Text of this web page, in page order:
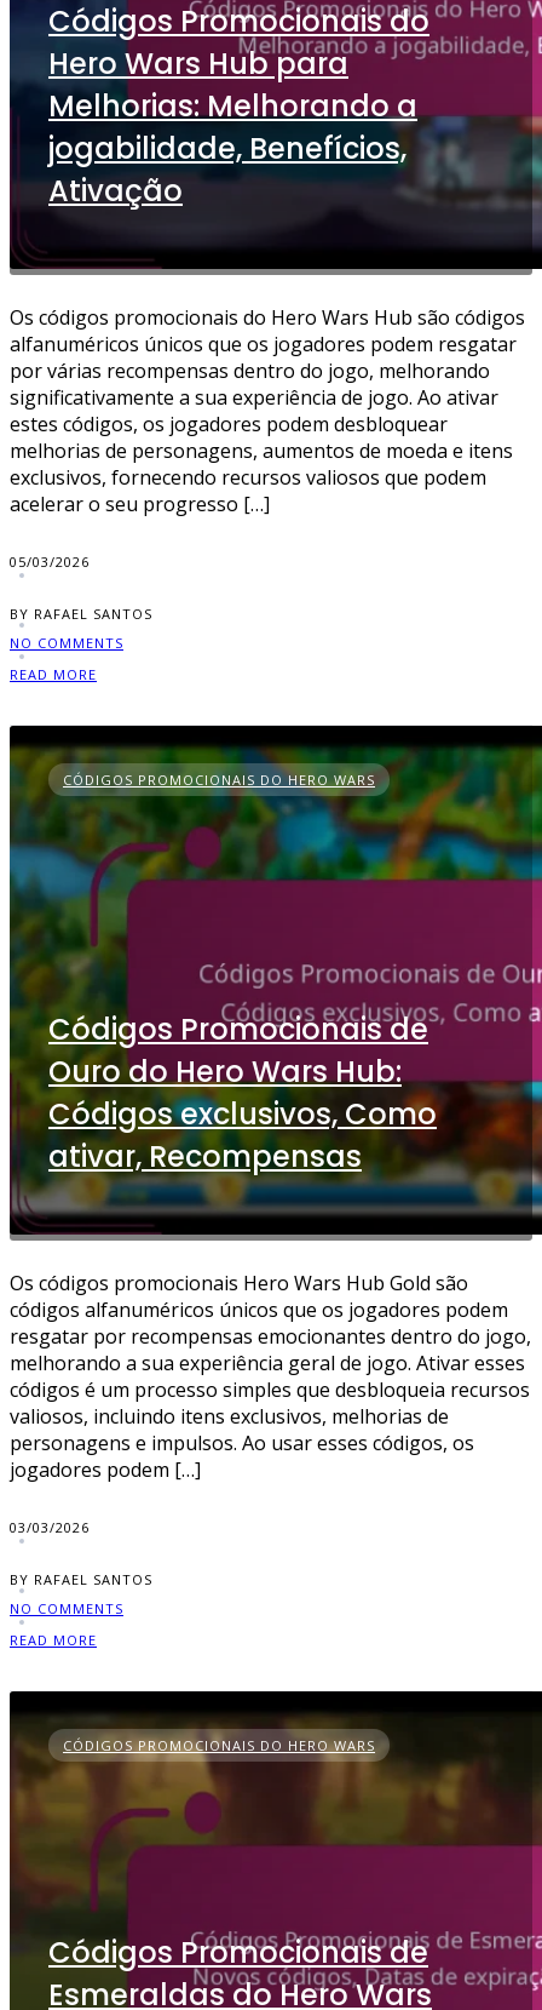
Códigos Promocionais do
Hero Wars Hub para
Melhorias: Melhorando a
jogabilidade, Benefícios,
Ativação
Os códigos promocionais do Hero Wars Hub são códigos
alfanuméricos únicos que os jogadores podem resgatar
por várias recompensas dentro do jogo, melhorando
significativamente a sua experiência de jogo. Ao ativar
estes códigos, os jogadores podem desbloquear
melhorias de personagens, aumentos de moeda e itens
exclusivos, fornecendo recursos valiosos que podem
acelerar o seu progresso […]
05/03/2026
BY RAFAEL SANTOS
NO COMMENTS
READ MORE
CÓDIGOS PROMOCIONAIS DO HERO WARS
Códigos Promocionais de
Ouro do Hero Wars Hub:
Códigos exclusivos, Como
ativar, Recompensas
Os códigos promocionais Hero Wars Hub Gold são
códigos alfanuméricos únicos que os jogadores podem
resgatar por recompensas emocionantes dentro do jogo,
melhorando a sua experiência geral de jogo. Ativar esses
códigos é um processo simples que desbloqueia recursos
valiosos, incluindo itens exclusivos, melhorias de
personagens e impulsos. Ao usar esses códigos, os
jogadores podem […]
03/03/2026
BY RAFAEL SANTOS
NO COMMENTS
READ MORE
CÓDIGOS PROMOCIONAIS DO HERO WARS
Códigos Promocionais de
Esmeraldas do Hero Wars